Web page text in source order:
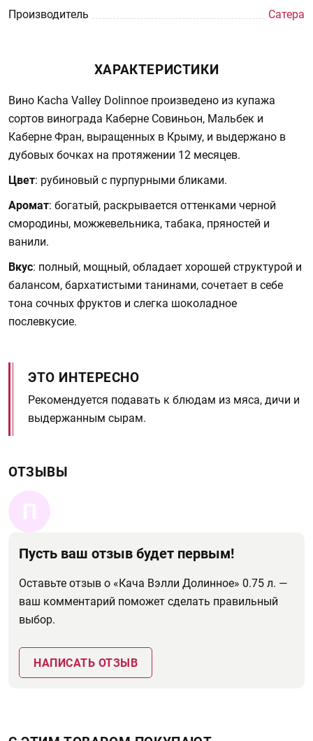
Производитель Сатера
ХАРАКТЕРИСТИКИ
Вино Kacha Valley Dolinnoe произведено из купажа
сортов винограда Каберне Совиньон, Мальбек и
Каберне Фран, выращенных в Крыму, и выдержано в
дубовых бочках на протяжении 12 месяцев.
Цвет: рубиновый с пурпурными бликами.
Аромат: богатый, раскрывается оттенками черной
смородины, можжевельника, табака, пряностей и
ванили.
Вкус: полный, мощный, обладает хорошей структурой и
балансом, бархатистыми танинами, сочетает в себе
тона сочных фруктов и слегка шоколадное
послевкусие.
ЭТО ИНТЕРЕСНО
Рекомендуется подавать к блюдам из мяса, дичи и
выдержанным сырам.
ОТЗЫВЫ
П
Пусть ваш отзыв будет первым!
Оставьте отзыв о «Кача Вэлли Долинное» 0.75 л. —
ваш комментарий поможет сделать правильный
выбор.
НАПИСАТЬ ОТЗЫВ